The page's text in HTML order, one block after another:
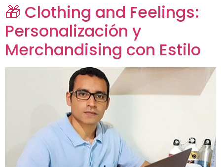
🎁 Clothing and Feelings:
Personalización y
Merchandising con Estilo